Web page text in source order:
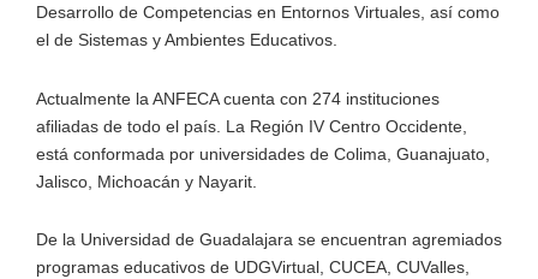
Desarrollo de Competencias en Entornos Virtuales, así como
el de Sistemas y Ambientes Educativos.
Actualmente la ANFECA cuenta con 274 instituciones
afiliadas de todo el país. La Región IV Centro Occidente,
está conformada por universidades de Colima, Guanajuato,
Jalisco, Michoacán y Nayarit.
De la Universidad de Guadalajara se encuentran agremiados
programas educativos de UDGVirtual, CUCEA, CUValles,